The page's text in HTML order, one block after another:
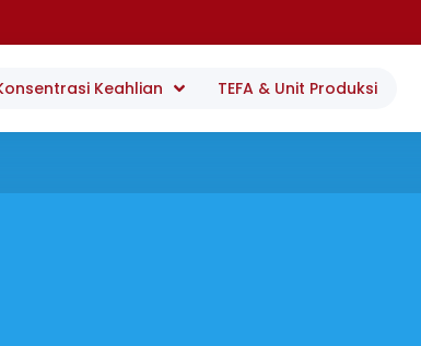
Keahlian TEFA & Unit Produksi